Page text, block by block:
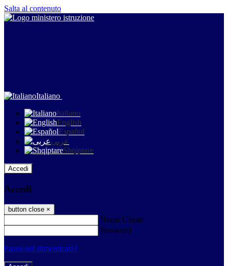
Salta al contenuto
Italiano
Italiano
English
Español
عربى
Shqiptare
Accedi
Accedi
button close ×
Nome Utente
Password
Password dimenticata?